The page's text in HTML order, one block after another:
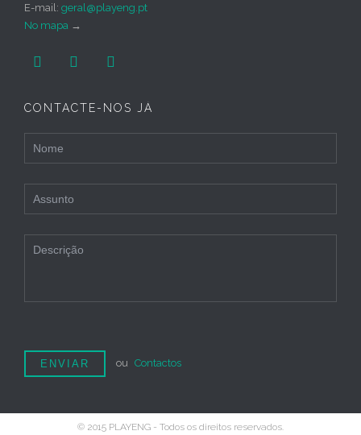
E-mail: geral@playeng.pt
No mapa →
  
CONTACTE-NOS JÁ
ou Contactos
© 2015 PLAYENG - Todos os direitos reservados.